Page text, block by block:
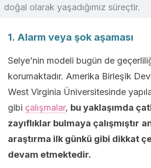
doğal olarak yaşadığımız süreçtir.
1. Alarm veya şok aşaması
Selye’nin modeli bugün de
korumaktadır. Amerika Birleşik
West Virginia Üniversitesinde
gibi çalışmalar, bu yaklaşımda
zayıflıklar bulmaya çalışmıştır
araştırma ilk günkü gibi dikkat
devam etmektedir.